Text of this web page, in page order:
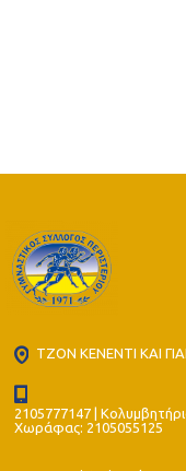
ΤΖΟΝ ΚΕΝΕΝΤΙ ΚΑΙ
2105777147 |
Χωράφας: 2105055125